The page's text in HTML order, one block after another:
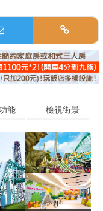
能 檢視街景